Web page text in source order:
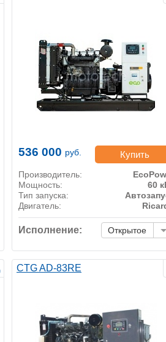
536 000 руб. Купить
Производитель:
Мощность:
60
Тип запуска:
Двигатель:
Исполнение: Открытое
CTG AD-83RE